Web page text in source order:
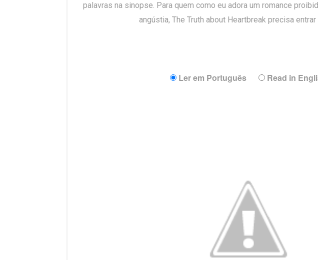
palavras na sinopse. Para quem como eu adora um romance
angústia, The Truth about Heartbreak precisa entrar
Ler em Português Read in